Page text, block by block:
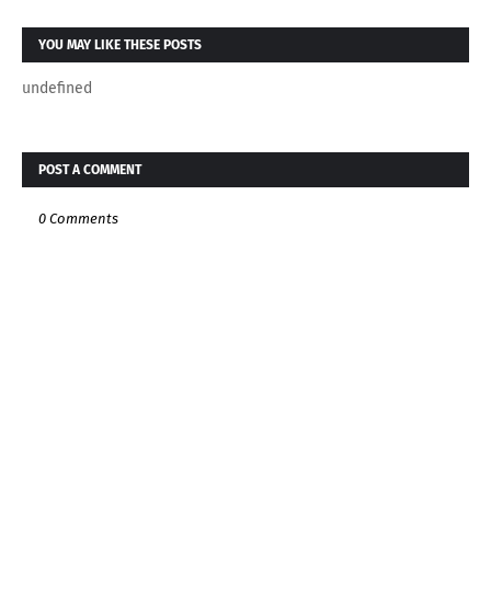
YOU MAY LIKE THESE POSTS
undefined
POST A COMMENT
0 Comments